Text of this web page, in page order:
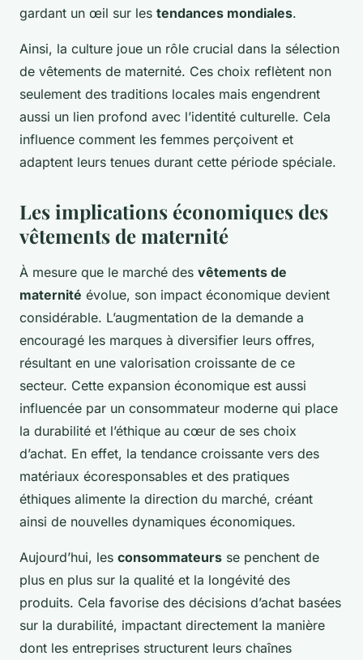
gardant un œil sur les tendances mondiales.
Ainsi, la culture joue un rôle crucial dans la sélection
de vêtements de maternité. Ces choix reflètent non
seulement des traditions locales mais engendrent
aussi un lien profond avec l’identité culturelle. Cela
influence comment les femmes perçoivent et
adaptent leurs tenues durant cette période spéciale.
Les implications économiques des
vêtements de maternité
À mesure que le marché des vêtements de
maternité évolue, son impact économique devient
considérable. L’augmentation de la demande a
encouragé les marques à diversifier leurs offres,
résultant en une valorisation croissante de ce
secteur. Cette expansion économique est aussi
influencée par un consommateur moderne qui place
la durabilité et l’éthique au cœur de ses choix
d’achat. En effet, la tendance croissante vers des
matériaux écoresponsables et des pratiques
éthiques alimente la direction du marché, créant
ainsi de nouvelles dynamiques économiques.
Aujourd’hui, les consommateurs se penchent de
plus en plus sur la qualité et la longévité des
produits. Cela favorise des décisions d’achat basées
sur la durabilité, impactant directement la manière
dont les entreprises structurent leurs chaînes